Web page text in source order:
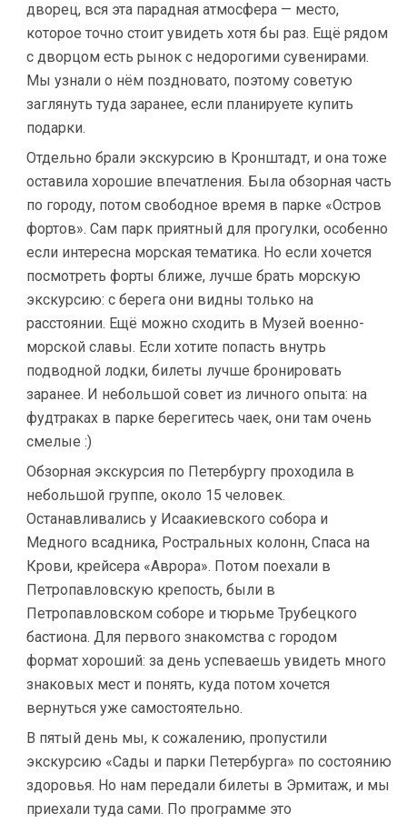
дворец, вся эта парадная атмосфера — место,
которое точно стоит увидеть хотя бы раз. Ещё рядом
с дворцом есть рынок с недорогими сувенирами.
Мы узнали о нём поздновато, поэтому советую
заглянуть туда заранее, если планируете купить
подарки.
Отдельно брали экскурсию в Кронштадт, и она тоже
оставила хорошие впечатления. Была обзорная часть
по городу, потом свободное время в парке «Остров
фортов». Сам парк приятный для прогулки, особенно
если интересна морская тематика. Но если хочется
посмотреть форты ближе, лучше брать морскую
экскурсию: с берега они видны только на
расстоянии. Ещё можно сходить в Музей военно-
морской славы. Если хотите попасть внутрь
подводной лодки, билеты лучше бронировать
заранее. И небольшой совет из личного опыта: на
фудтраках в парке берегитесь чаек, они там очень
смелые :)
Обзорная экскурсия по Петербургу проходила в
небольшой группе, около 15 человек.
Останавливались у Исаакиевского собора и
Медного всадника, Ростральных колонн, Спаса на
Крови, крейсера «Аврора». Потом поехали в
Петропавловскую крепость, были в
Петропавловском соборе и тюрьме Трубецкого
бастиона. Для первого знакомства с городом
формат хороший: за день успеваешь увидеть много
знаковых мест и понять, куда потом хочется
вернуться уже самостоятельно.
В пятый день мы, к сожалению, пропустили
экскурсию «Сады и парки Петербурга» по состоянию
здоровья. Но нам передали билеты в Эрмитаж, и мы
приехали туда сами. По программе это